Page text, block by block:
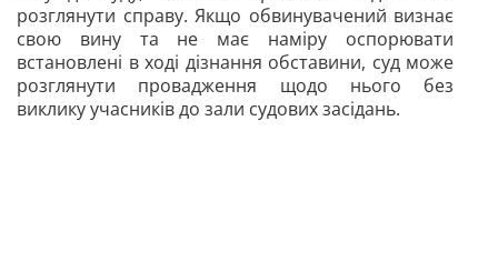
розглянути справу. Якщо обвинувачений визнає
свою вину та не має наміру оспорювати
встановлені в ході дізнання обставини, суд може
розглянути провадження щодо нього без
виклику учасників до зали судових засідань.